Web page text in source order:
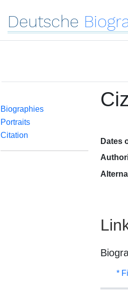
Deutsche
Biographies
Portraits
Citation
Dates
*